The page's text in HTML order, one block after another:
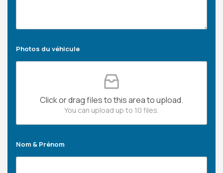
Photos du véhicule
Click or drag files to this area to upload.
You can upload up to 10 files.
Nom & Prénom